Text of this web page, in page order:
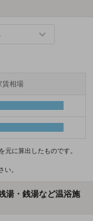
賃相場
元に算出したものです。
い。
湯・銭湯など温浴施